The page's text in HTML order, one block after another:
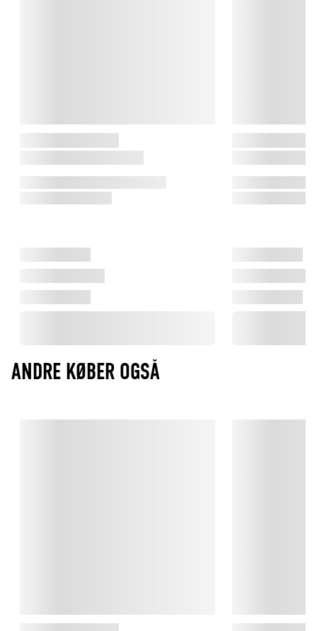
ANDRE KØBER OGSÅ